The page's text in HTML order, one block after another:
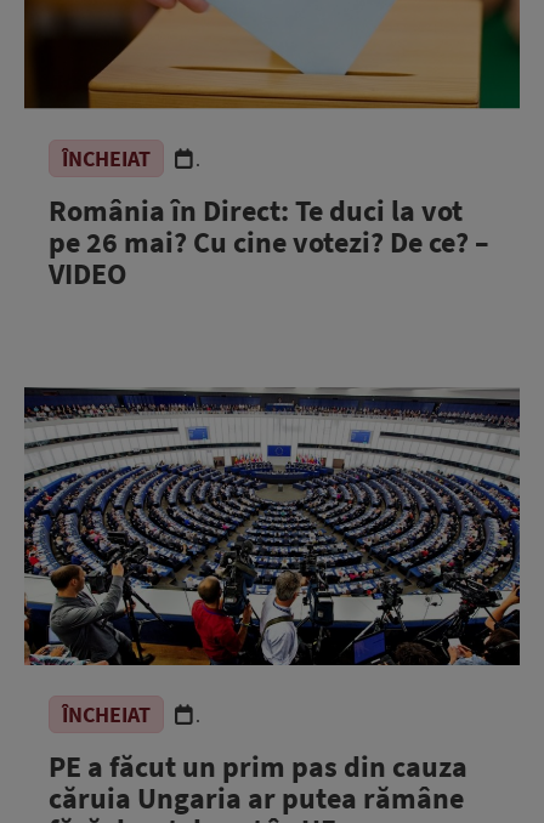
ÎNCHEIAT .
România în Direct: Te duci la vot
pe 26 mai? Cu cine votezi? De ce? –
VIDEO
ÎNCHEIAT .
PE a făcut un prim pas din cauza
căruia Ungaria ar putea rămâne